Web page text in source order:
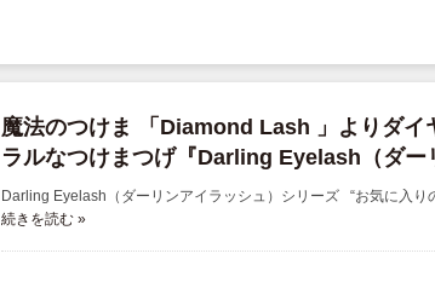
魔法のつけま 「Diamond Lash 」よりダイ
ラルなつけまつげ『Darling Eyelash（ダー
Darling Eyelash（ダーリンアイラッシュ）シリーズ “お気に入り
続きを読む »